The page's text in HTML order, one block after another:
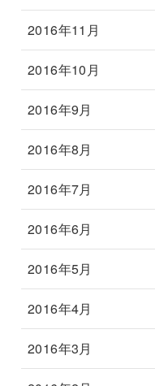
2016年11月
2016年10月
2016年9月
2016年8月
2016年7月
2016年6月
2016年5月
2016年4月
2016年3月